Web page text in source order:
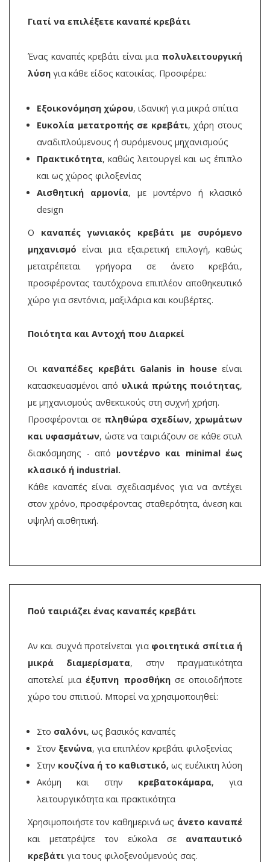
Γιατί να επιλέξετε καναπέ κρεβάτι
Ένας καναπές κρεβάτι είναι μια πολυλειτουργική
λύση για κάθε είδος κατοικίας. Προσφέρει:
Εξοικονόμηση χώρου, ιδανική για μικρά σπίτια
Ευκολία μετατροπής σε κρεβάτι, χάρη στους
αναδιπλούμενους ή συρόμενους μηχανισμούς
Πρακτικότητα, καθώς λειτουργεί και ως έπιπλο
και ως χώρος φιλοξενίας
Αισθητική αρμονία, με μοντέρνο ή κλασικό
design
Ο καναπές γωνιακός κρεβάτι με συρόμενο
μηχανισμό είναι μια εξαιρετική επιλογή, καθώς
μετατρέπεται γρήγορα σε άνετο κρεβάτι,
προσφέροντας ταυτόχρονα επιπλέον αποθηκευτικό
χώρο για σεντόνια, μαξιλάρια και κουβέρτες.
Ποιότητα και Αντοχή που Διαρκεί
Οι καναπέδες κρεβάτι Galanis in houseείναι
κατασκευασμένοι από υλικά πρώτης ποιότητας,
με μηχανισμούς ανθεκτικούς στη συχνή χρήση.
Προσφέρονται σε πληθώρα σχεδίων, χρωμάτων
και υφασμάτων, ώστε να ταιριάζουν σε κάθε στυλ
διακόσμησης - από μοντέρνο και minimal έως
κλασικό ή industrial.
Κάθε καναπές είναι σχεδιασμένος για να αντέχει
στον χρόνο, προσφέροντας σταθερότητα, άνεση και
υψηλή αισθητική.
Πού ταιριάζει ένας καναπές κρεβάτι
Αν και συχνά προτείνεται για φοιτητικά σπίτια ή
μικρά διαμερίσματα, στην πραγματικότητα
αποτελεί μιαέξυπνη προσθήκη σε οποιοδήποτε
χώρο του σπιτιού. Μπορεί να χρησιμοποιηθεί:
Στο σαλόνι, ως βασικός καναπές
Στον ξενώνα, για επιπλέον κρεβάτι φιλοξενίας
Στην κουζίνα ή το καθιστικό, ως ευέλικτη λύση
Ακόμη και στην κρεβατοκάμαρα, για
λειτουργικότητα και πρακτικότητα
Χρησιμοποιήστε τον καθημερινά ως άνετο καναπέ
και μετατρέψτε τον εύκολα σε αναπαυτικό
κρεβάτι για τους φιλοξενούμενούς σας.